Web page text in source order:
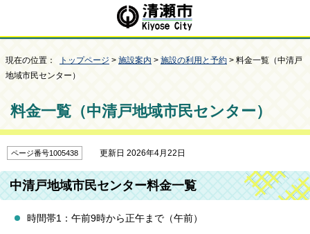
現在の位置： トップページ > 施設案内 > 施設の利用と予約 > 料金一覧（中清戸
地域市民センター）
料金一覧（中清戸地域市民センター）
ページ番号1005438 更新日 2026年4月22日
中清戸地域市民センター料金一覧
時間帯1：午前9時から正午まで（午前）